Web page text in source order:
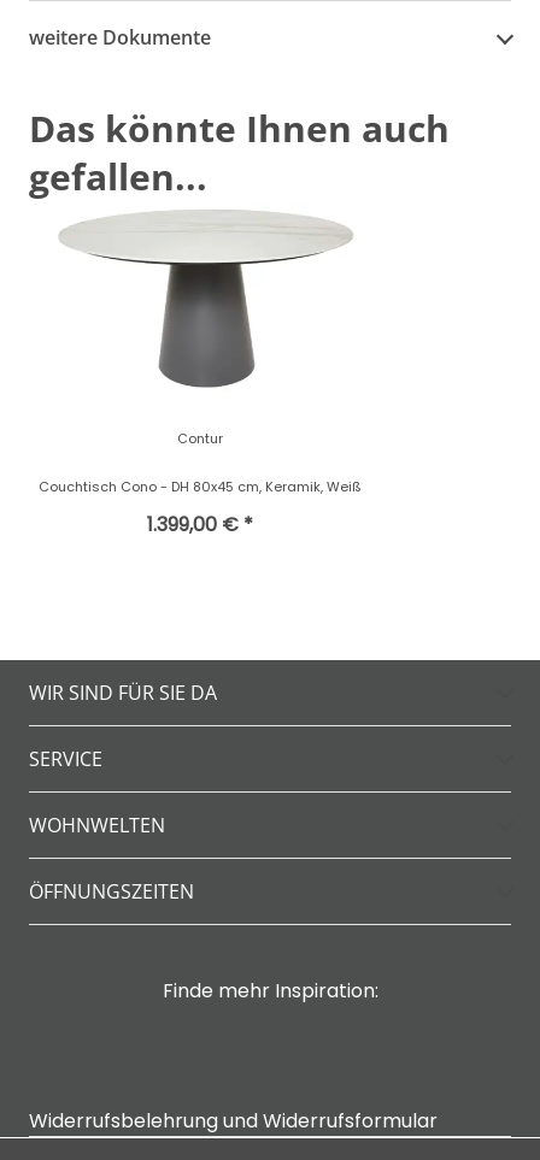
weitere Dokumente
Das könnte Ihnen auch
gefallen...
Contur
Couchtisch Cono - DH 80x45 cm, Keramik, Weiß
1.399,00 € *
WIR SIND FÜR SIE DA
SERVICE
WOHNWELTEN
ÖFFNUNGSZEITEN
Finde mehr Inspiration:
Widerrufsbelehrung und Widerrufsformular